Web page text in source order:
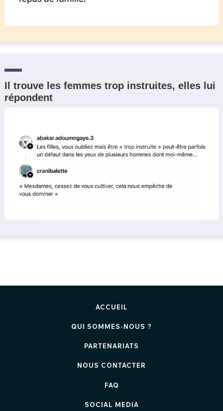
Il trouve les femmes trop instruites, elles lui
répondent
ACCUEIL
QUI SOMMES-NOUS ?
PARTENARIATS
NOUS CONTACTER
FAQ
SOCIAL MEDIA